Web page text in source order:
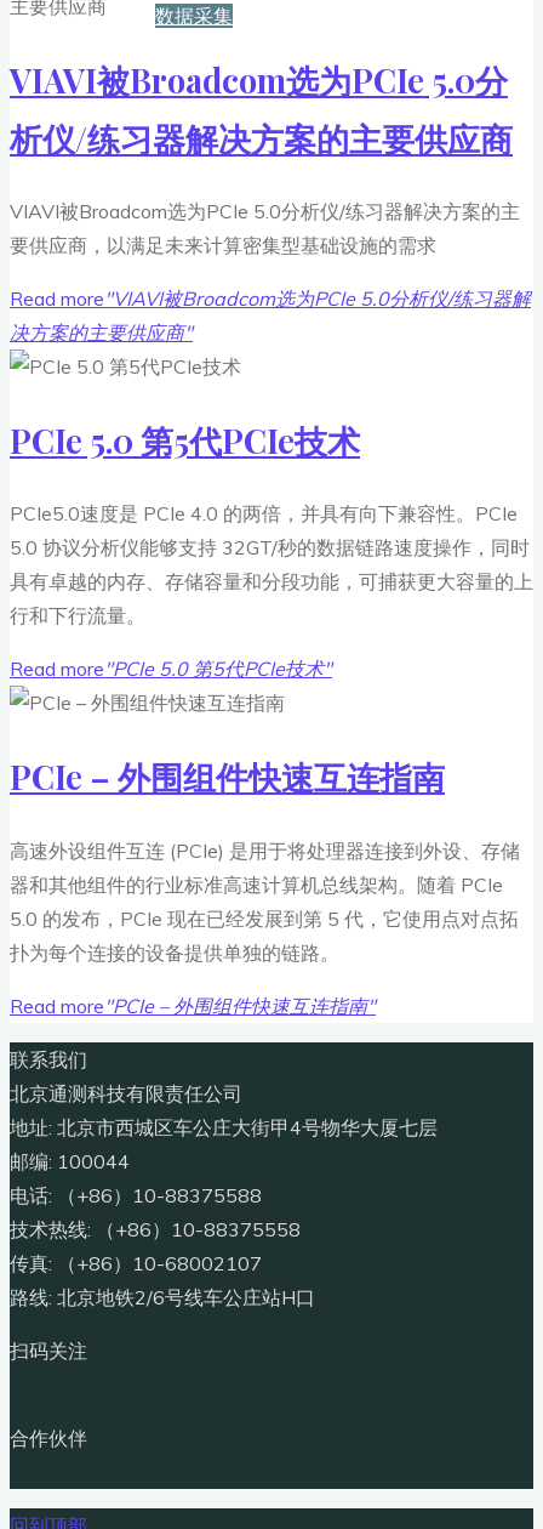
数据采集
服务+保障
新闻
VIAVI被Broadcom选为PCIe 5.0分
析仪/练习器解决方案的主要供应商
VIAVI被Broadcom选为PCIe 5.0分析仪/练习器解决方案的主
要供应商，以满足未来计算密集型基础设施的需求
Read more "VIAVI被Broadcom选为PCIe 5.0分析仪/练习器解
决方案的主要供应商"
PCIe 5.0 第5代PCIe技术
PCIe5.0速度是 PCIe 4.0 的两倍，并具有向下兼容性。PCIe
5.0 协议分析仪能够支持 32GT/秒的数据链路速度操作，同时
具有卓越的内存、存储容量和分段功能，可捕获更大容量的上
行和下行流量。
Read more "PCIe 5.0 第5代PCIe技术"
PCIe – 外围组件快速互连指南
高速外设组件互连 (PCIe) 是用于将处理器连接到外设、存储
器和其他组件的行业标准高速计算机总线架构。随着 PCIe
5.0 的发布，PCIe 现在已经发展到第 5 代，它使用点对点拓
扑为每个连接的设备提供单独的链路。
Read more "PCIe – 外围组件快速互连指南"
联系我们
北京通测科技有限责任公司
地址: 北京市西城区车公庄大街甲4号物华大厦七层
邮编: 100044
电话: （+86）10-88375588
技术热线: （+86）10-88375558
传真: （+86）10-68002107
路线: 北京地铁2/6号线车公庄站H口
扫码关注
合作伙伴